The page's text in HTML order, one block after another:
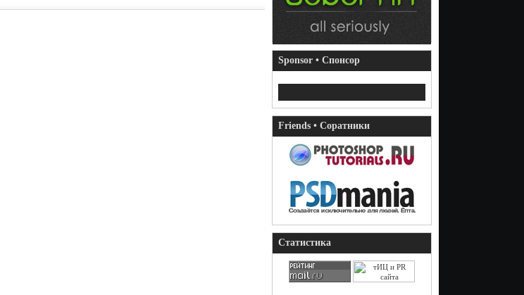
Sponsor • Спонсор
Friends • Соратники
Статистика